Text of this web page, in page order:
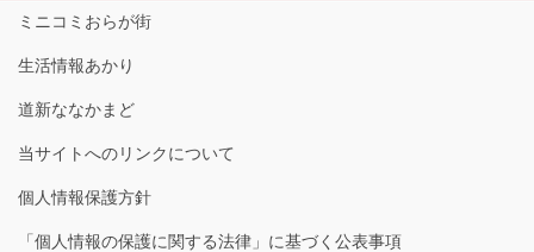
ミニコミおらが街
生活情報あかり
道新ななかまど
当サイトへのリンクについて
個人情報保護方針
「個人情報の保護に関する法律」に基づく公表事項